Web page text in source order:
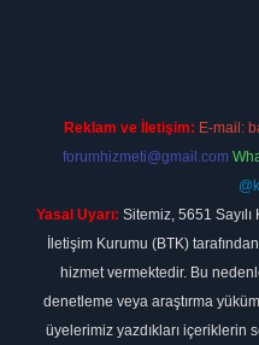
Reklam ve İletişim: E-mail:
forumhizmeti@gmail.com
Yasal Uyarı: Sitemiz, 5651
İletişim Kurumu (BTK)
hizmet vermektedir. Bu
denetleme veya araştırma
üyelerimiz yazdıkları içeriklerin